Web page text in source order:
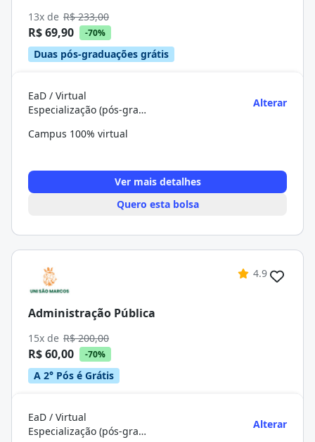
13x de R$ 233,00
R$ 69,90 -70%
Duas pós-graduações grátis
EaD / Virtual
Especialização (pós-graduação)
Alterar
Campus 100% virtual
Ver mais detalhes
Quero esta bolsa
4.9
Administração Pública
15x de R$ 200,00
R$ 60,00 -70%
A 2° Pós é Grátis
EaD / Virtual
Especialização (pós-graduação)
Alterar